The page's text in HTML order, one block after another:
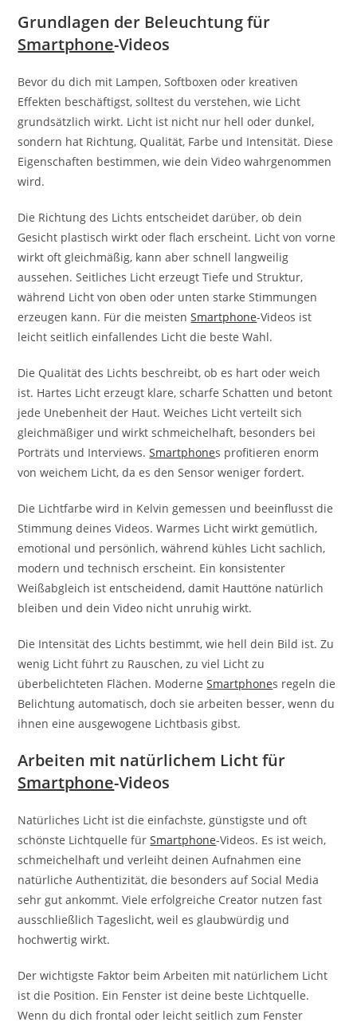
Grundlagen der Beleuchtung für
Smartphone-Videos
Bevor du dich mit Lampen, Softboxen oder kreativen
Effekten beschäftigst, solltest du verstehen, wie Licht
grundsätzlich wirkt. Licht ist nicht nur hell oder dunkel,
sondern hat Richtung, Qualität, Farbe und Intensität. Diese
Eigenschaften bestimmen, wie dein Video wahrgenommen
wird.
Die Richtung des Lichts entscheidet darüber, ob dein
Gesicht plastisch wirkt oder flach erscheint. Licht von vorne
wirkt oft gleichmäßig, kann aber schnell langweilig
aussehen. Seitliches Licht erzeugt Tiefe und Struktur,
während Licht von oben oder unten starke Stimmungen
erzeugen kann. Für die meistenSmartphone-Videos ist
leicht seitlich einfallendes Licht die beste Wahl.
Die Qualität des Lichts beschreibt, ob es hart oder weich
ist. Hartes Licht erzeugt klare, scharfe Schatten und betont
jede Unebenheit der Haut. Weiches Licht verteilt sich
gleichmäßiger und wirkt schmeichelhaft, besonders bei
Porträts und Interviews.Smartphones profitieren enorm
von weichem Licht, da es den Sensor weniger fordert.
Die Lichtfarbe wird in Kelvin gemessen und beeinflusst die
Stimmung deines Videos. Warmes Licht wirkt gemütlich,
emotional und persönlich, während kühles Licht sachlich,
modern und technisch erscheint. Ein konsistenter
Weißabgleich ist entscheidend, damit Hauttöne natürlich
bleiben und dein Video nicht unruhig wirkt.
Die Intensität des Lichts bestimmt, wie hell dein Bild ist. Zu
wenig Licht führt zu Rauschen, zu viel Licht zu
überbelichteten Flächen. ModerneSmartphones regeln die
Belichtung automatisch, doch sie arbeiten besser, wenn du
ihnen eine ausgewogene Lichtbasis gibst.
Arbeiten mit natürlichem Licht für
Smartphone-Videos
Natürliches Licht ist die einfachste, günstigste und oft
schönste Lichtquelle fürSmartphone-Videos. Es ist weich,
schmeichelhaft und verleiht deinen Aufnahmen eine
natürliche Authentizität, die besonders auf Social Media
sehr gut ankommt. Viele erfolgreiche Creator nutzen fast
ausschließlich Tageslicht, weil es glaubwürdig und
hochwertig wirkt.
Der wichtigste Faktor beim Arbeiten mit natürlichem Licht
ist die Position. Ein Fenster ist deine beste Lichtquelle.
Wenn du dich frontal oder leicht seitlich zum Fenster